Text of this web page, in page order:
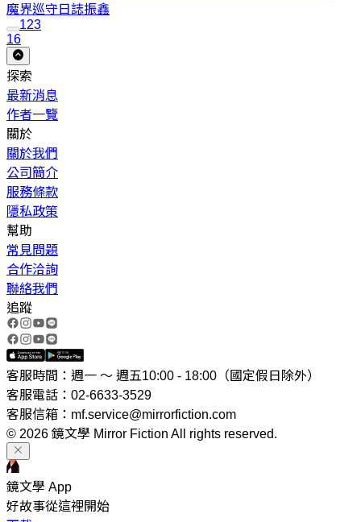
魔界巡守日誌振鑫
123
16
探索
最新消息
作者一覽
關於
關於我們
公司簡介
服務條款
隱私政策
幫助
常見問題
合作洽詢
聯絡我們
追蹤
客服時間：週一 ～ 週五10:00 - 18:00（國定假日除外）
客服電話：02-6633-3529
客服信箱：mf.service@mirrorfiction.com
© 2026 鏡文學 Mirror Fiction All rights reserved.
鏡文學 App
好故事從這裡開始